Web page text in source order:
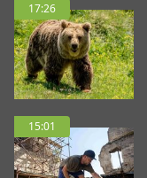
17:26
15:01